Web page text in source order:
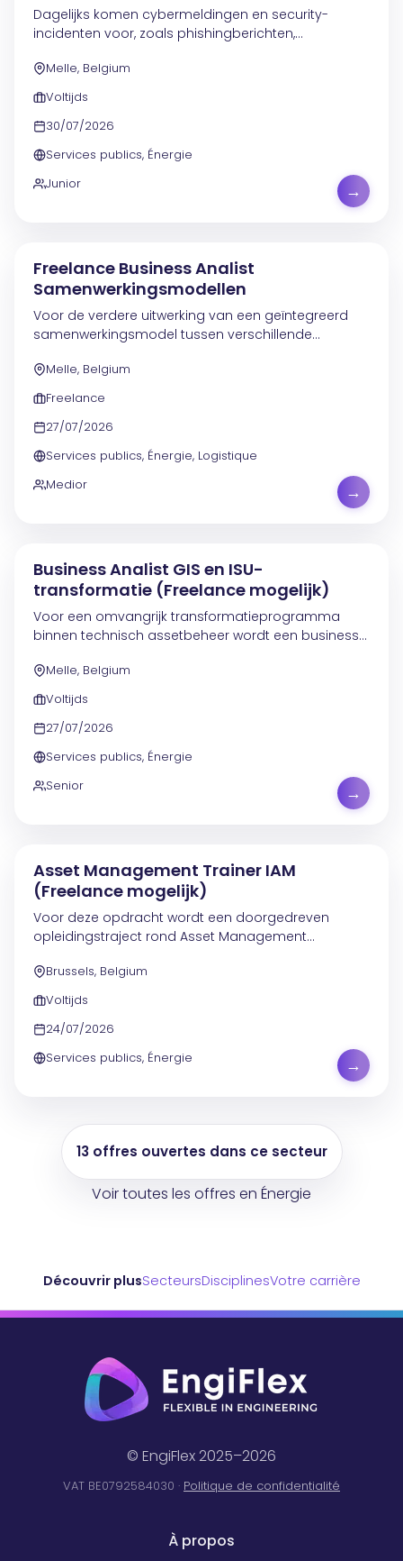
Dagelijks komen cybermeldingen en security-
incidenten voor, zoals phishingberichten,
van regelgeving. In deze rol zorg je voor een
correcte en tijdige...
Melle, Belgium
Voltijds
30/07/2026
Services publics, Énergie
Junior
→
Freelance Business Analist
Samenwerkingsmodellen
Voor de verdere uitwerking van een geïntegreerd
samenwerkingsmodel tussen verschillende
analist gezocht. In deze omgeving komen
uiteenlopende aspecten...
Melle, Belgium
Freelance
27/07/2026
Services publics, Énergie, Logistique
Medior
→
Business Analist GIS en ISU-
transformatie (Freelance mogelijk)
Voor een omvangrijk transformatieprogramma
binnen technisch assetbeheer wordt een business
ISU-data van ISU R3 naar ISU S4, de uitwerking van
nieuwe...
Melle, Belgium
Voltijds
27/07/2026
Services publics, Énergie
Senior
→
Asset Management Trainer IAM
(Freelance mogelijk)
Voor deze opdracht wordt een doorgedreven
opleidingstraject rond Asset Management
gebaseerd op het IAM Framework (Institute of Asset
Management). De...
Brussels, Belgium
Voltijds
24/07/2026
Services publics, Énergie
→
13 offres ouvertes dans ce secteur
Voir toutes les offres en Énergie
Découvrir plusSecteursDisciplinesVotre carrière
© EngiFlex 2025–2026
VAT BE0792584030 · Politique de confidentialité
À propos